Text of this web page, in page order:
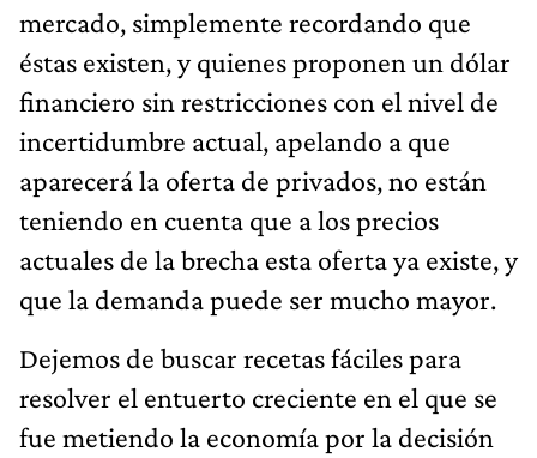
mercado, simplemente recordando que
éstas existen, y quienes proponen un dólar
financiero sin restricciones con el nivel de
incertidumbre actual, apelando a que
aparecerá la oferta de privados, no están
teniendo en cuenta que a los precios
actuales de la brecha esta oferta ya existe, y
que la demanda puede ser mucho mayor.
Dejemos de buscar recetas fáciles para
resolver el entuerto creciente en el que se
fue metiendo la economía por la decisión